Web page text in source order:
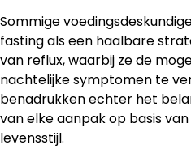
Sommige
fasting als een haalbare
van reflux, waarbij ze de
nachtelijke symptomen te
benadrukken echter het
van elke aanpak op basis
levensstijl.